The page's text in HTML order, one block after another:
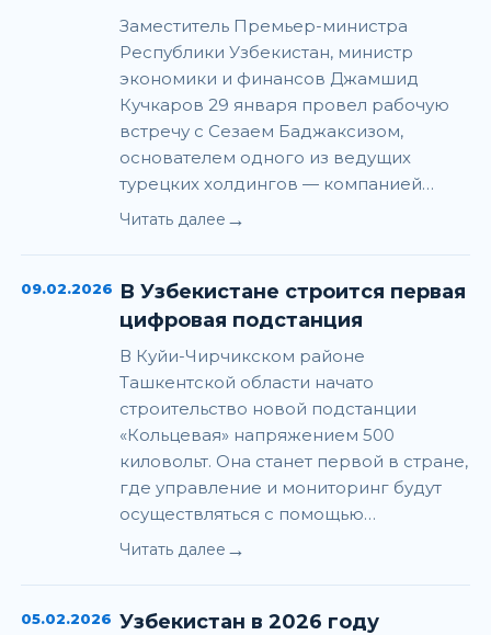
Заместитель Премьер-министра
Республики Узбекистан, министр
экономики и финансов Джамшид
Кучкаров 29 января провел рабочую
встречу с Сезаем Баджаксизом,
основателем одного из ведущих
турецких холдингов — компанией…
Читать далее →
09.02.2026 В Узбекистане строится первая
цифровая подстанция
В Куйи-Чирчикском районе
Ташкентской области начато
строительство новой подстанции
«Кольцевая» напряжением 500
киловольт. Она станет первой в стране,
где управление и мониторинг будут
осуществляться с помощью…
Читать далее →
05.02.2026 Узбекистан в 2026 году